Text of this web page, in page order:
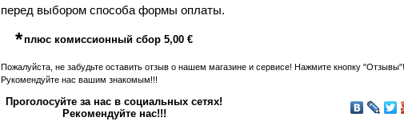
перед выбором способа формы оплаты.
*плюс комиссионный сбор 5,00 €
Пожалуйста, не забудьте оставить отзыв о нашем магазине и сервисе! Нажмите кнопку "Отзывы"!
Рукомендуйте нас вашим знакомым!!!
Проголосуйте за нас в социальных сетях!
Рекомендуйте нас!!!